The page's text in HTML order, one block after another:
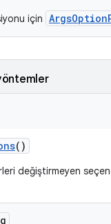
için
()
değiştirmeyen